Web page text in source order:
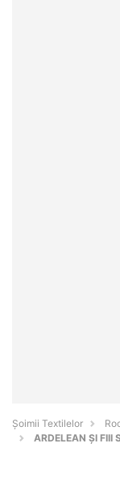
Șoimii Textilelor
ARDELEAN ŞI FIII